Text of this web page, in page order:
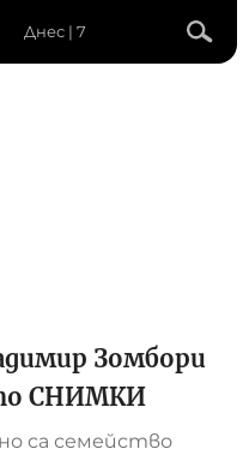
Днес | 7
Зомбори
СНИМКИ
са семейство